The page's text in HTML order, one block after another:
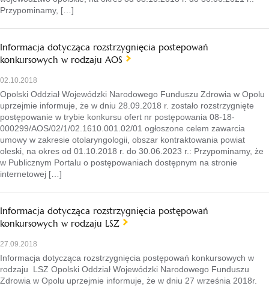
Przypominamy, […]
Informacja dotycząca rozstrzygnięcia postepowań
konkursowych w rodzaju AOS
02.10.2018
Opolski Oddział Wojewódzki Narodowego Funduszu Zdrowia w Opolu
uprzejmie informuje, że w dniu 28.09.2018 r. zostało rozstrzygnięte
postępowanie w trybie konkursu ofert nr postępowania 08-18-
000299/AOS/02/1/02.1610.001.02/01 ogłoszone celem zawarcia
umowy w zakresie otolaryngologii, obszar kontraktowania powiat
oleski, na okres od 01.10.2018 r. do 30.06.2023 r.: Przypominamy, że
w Publicznym Portalu o postępowaniach dostępnym na stronie
internetowej […]
Informacja dotycząca rozstrzygnięcia postępowań
konkursowych w rodzaju LSZ
27.09.2018
Informacja dotycząca rozstrzygnięcia postępowań konkursowych w
rodzaju LSZ Opolski Oddział Wojewódzki Narodowego Funduszu
Zdrowia w Opolu uprzejmie informuje, że w dniu 27 września 2018r.